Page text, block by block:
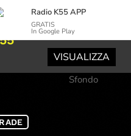
Radio K55 APP
GRATIS
In Google Play
VISUALIZZA